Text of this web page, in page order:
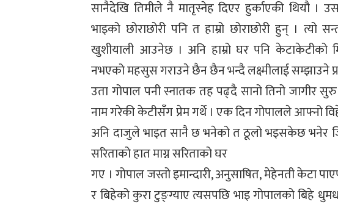
सानैदेखि तिमीले नै मातृस्नेह दिएर हुर्काएकी थियौ ।
भाइको छोराछोरी पनि त हाम्रो छोराछोरी हुन् । त्यो
खुशीयाली आउनेछ । अनि हाम्रो घर पनि केटाकेटीको
नभएको महसुस गराउने छैन छैन भन्दै लक्ष्मीलाई सम्झाउने
उता गोपाल पनी स्नातक तह पढ्दै सानो तिनो जागीर
नाम गरेकी केटीसँग प्रेम गर्थे । एक दिन गोपालले आफ्नो
अनि दाजुले भाइत सानै छ भनेको त ठूलो भइसकेछ भनेर
सरिताको हात माग्न सरिताको घर
गए । गोपाल जस्तो इमान्दारी, अनुसाषित, मेहेनती केटा
र बिहेको कुरा टुङ्ग्याए त्यसपछि भाइ गोपालको बिहे